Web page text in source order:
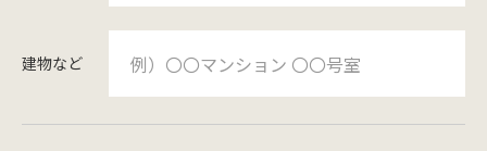
建物など